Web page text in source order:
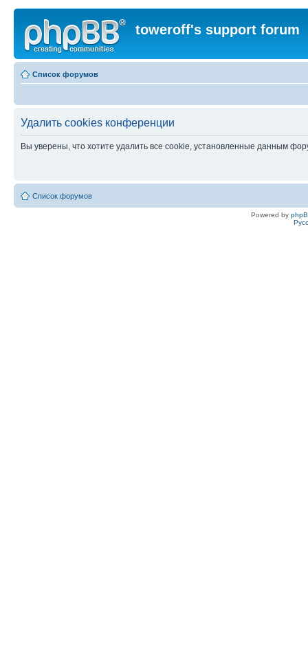
toweroff's support forum
Список форумов
Удалить cookies конференции
Вы уверены, что хотите удалить все cookie, установленные данным
Список форумов
Powered by